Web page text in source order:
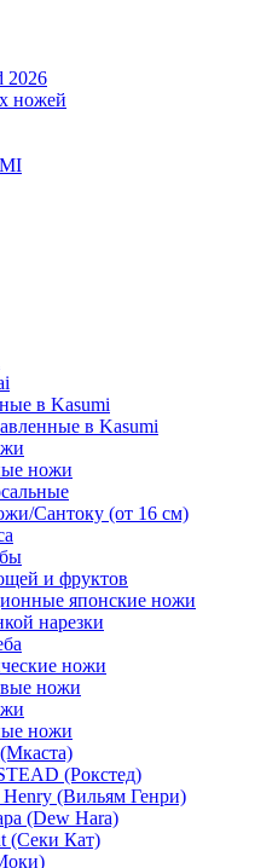
2026
ножей
в Kasumi
в Kasumi
ножи
Сантоку (от 16 см)
и фруктов
японские ножи
нарезки
ножи
ножи
ножи
(Рокстед)
(Вильям Генри)
(Dew Hara)
(Секи Кат)